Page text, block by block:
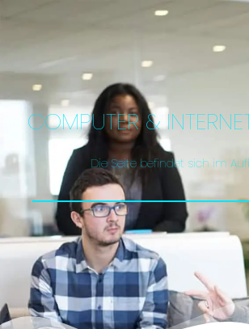
COMPUTER &
Die Seite befindet sich im